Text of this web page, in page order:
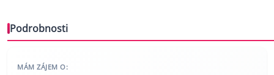
Podrobnosti
MÁM ZÁJEM O: